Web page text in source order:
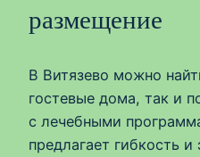
размещение
В Витязево можно
гостевые дома, так и
с лечебными
предлагает гибкость